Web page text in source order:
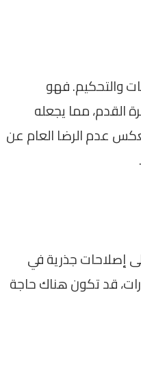
والتحكيم. فهو
القدم، مما يجعله
عدم الرضا العام عن
إصلاحات جذرية في
قد تكون هناك حاجة